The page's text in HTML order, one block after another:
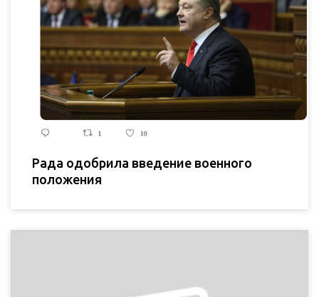
Рада одобрила введение военного
положения